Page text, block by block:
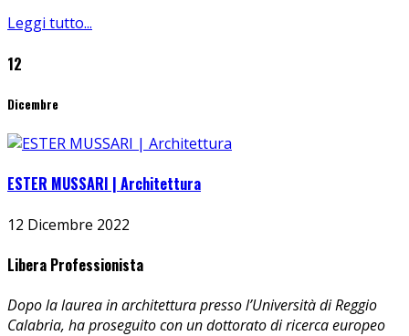
Leggi tutto...
12
Dicembre
ESTER MUSSARI | Architettura
12 Dicembre 2022
Libera Professionista
Dopo la laurea in architettura presso l’Università di Reggio
Calabria, ha proseguito con un dottorato di ricerca europeo